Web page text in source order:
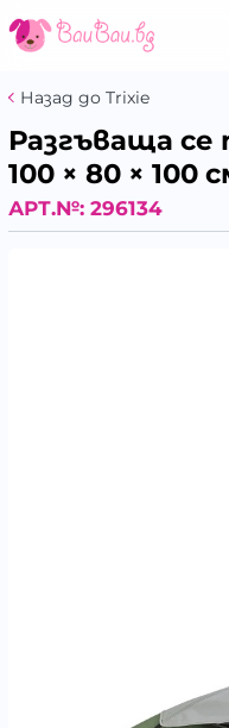
Назад до Trixie
Разгъваща се
100 × 80 × 100
АРТ.№: 296134